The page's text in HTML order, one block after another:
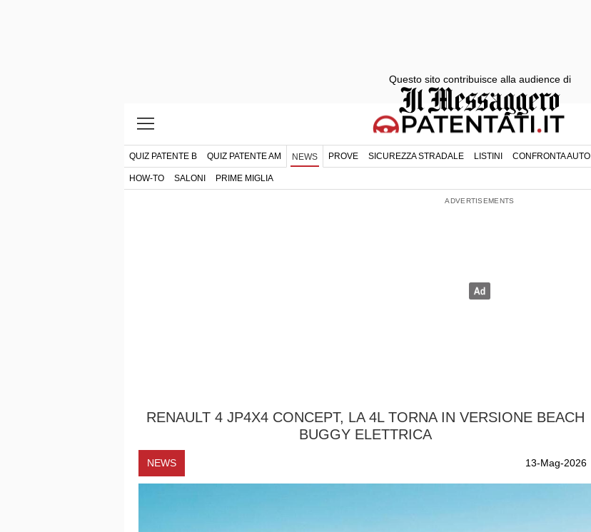
QUIZ PATENTE B QUIZ PATENTE AM NEWS PROVE SICUREZZA STRADALE LISTINI CONFRONTA AUTO
HOW-TO SALONI PRIME MIGLIA
RENAULT 4 JP4X4 CONCEPT, LA 4L TORNA IN VERSIONE BEACH
BUGGY ELETTRICA
NEWS 13-Mag-2026
Questo sito contribuisce alla audience di